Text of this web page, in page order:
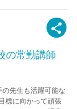
の常勤講師
先生も活躍可能な
標に向かって頑張